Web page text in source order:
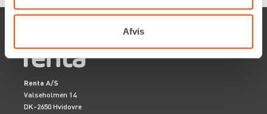
Afvis
Renta A/S
Valseholmen 14
DK-2650 Hvidovre